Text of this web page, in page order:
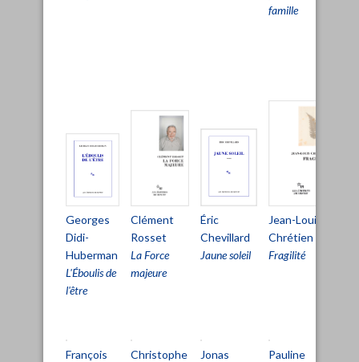
famille
Georges
Didi-
Huberman
L'Éboulis de
l'être
Clément
Rosset
La Force
majeure
Éric
Chevillard
Jaune soleil
Jean-Louis
Chrétien
Fragilité
François
Christophe
Jonas
Pauline